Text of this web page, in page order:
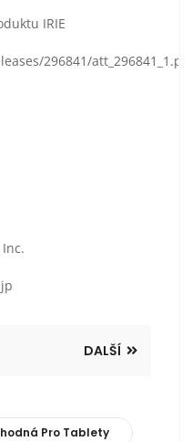
IRIE
296841/
Inc.
DALŠÍ
Pro Tablety